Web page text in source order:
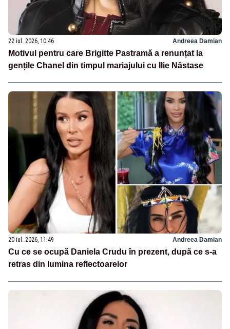
22 iul. 2026, 10:46 Andreea Damian
Motivul pentru care Brigitte Pastramă a renunțat la
gențile Chanel din timpul mariajului cu Ilie Năstase
20 iul. 2026, 11:49 Andreea Damian
Cu ce se ocupă Daniela Crudu în prezent, după ce s-a
retras din lumina reflectoarelor